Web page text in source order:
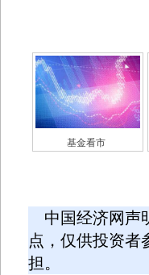
基金看市
中国经济网声
点，仅供投资者
担。